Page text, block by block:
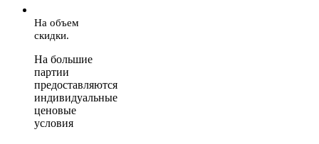
На объем
скидки.
На большие
партии
предоставляются
индивидуальные
ценовые
условия